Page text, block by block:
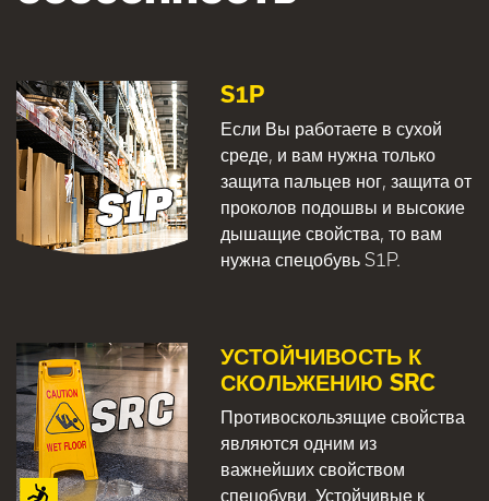
S1P
Если Вы работаете в сухой
среде, и вам нужна только
защита пальцев ног, защита от
проколов подошвы и высокие
дышащие свойства, то вам
нужна спецобувь S1P.
УСТОЙЧИВОСТЬ К
СКОЛЬЖЕНИЮ SRC
Противоскользящие свойства
являются одним из
важнейших свойством
спецобуви. Устойчивые к